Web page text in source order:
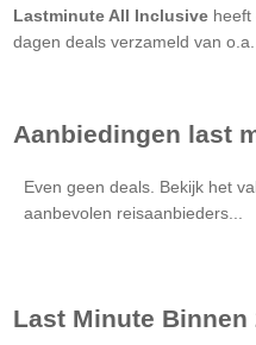
Lastminute All Inclusive heeft
dagen deals verzameld van
Aanbiedingen last
Even geen deals. Bekijk het
aanbevolen reisaanbieders...
Last Minute Binnen